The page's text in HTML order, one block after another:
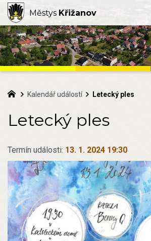
Kalendář událostí Letecký ples
Letecký ples
Termín události: 13. 1. 2024 19:30
Městys Křižanov